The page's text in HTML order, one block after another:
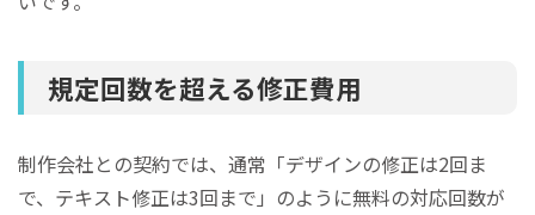
規定回数を超える修正費用
制作会社との契約では、通常「デザインの修正は2回ま
で、テキスト修正は3回まで」のように無料の対応回数が